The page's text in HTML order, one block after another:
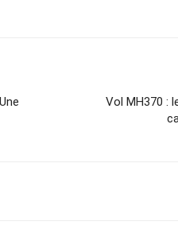
Vol MH370 :